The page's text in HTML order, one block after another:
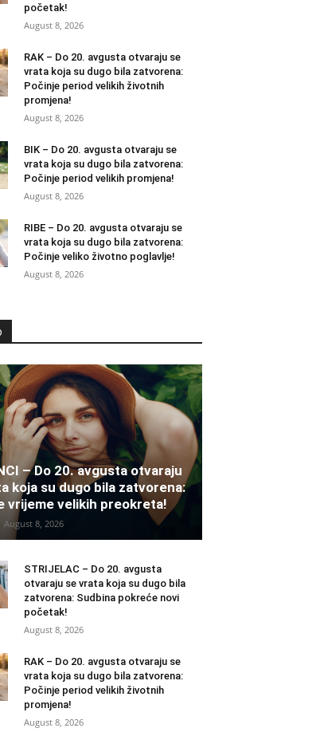
početak!
August 8, 2026
RAK – Do 20. avgusta otvaraju se
vrata koja su dugo bila zatvorena:
Počinje period velikih životnih
promjena!
August 8, 2026
BIK – Do 20. avgusta otvaraju se
vrata koja su dugo bila zatvorena:
Počinje period velikih promjena!
August 8, 2026
RIBE – Do 20. avgusta otvaraju se
vrata koja su dugo bila zatvorena:
Počinje veliko životno poglavlje!
August 8, 2026
– Do 20. avgusta otvaraju
koja su dugo bila zatvorena:
vrijeme velikih preokreta!
August 8, 2026
STRIJELAC – Do 20. avgusta
otvaraju se vrata koja su dugo bila
zatvorena: Sudbina pokreće novi
početak!
August 8, 2026
RAK – Do 20. avgusta otvaraju se
vrata koja su dugo bila zatvorena:
Počinje period velikih životnih
promjena!
August 8, 2026